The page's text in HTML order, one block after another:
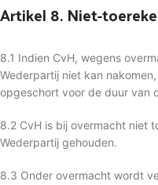
Artikel 8. Niet-
8.1 Indien CvH, wegens
Wederpartij niet kan
opgeschort voor de duur van
8.2 CvH is bij overmacht niet
Wederpartij gehouden.
8.3 Onder overmacht wordt